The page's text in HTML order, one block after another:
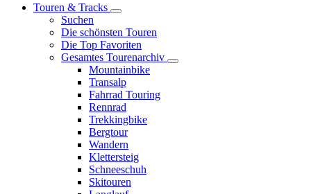
Touren & Tracks
Suchen
Die schönsten Touren
Die Top Favoriten
Gesamtes Tourenarchiv
Mountainbike
Transalp
Fahrrad Touring
Rennrad
Trekkingbike
Bergtour
Wandern
Klettersteig
Schneeschuh
Skitouren